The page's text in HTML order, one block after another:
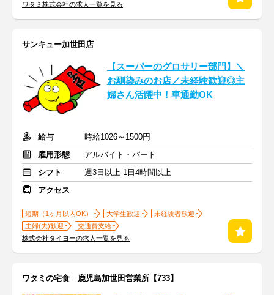
ワタミ株式会社の求人一覧を見る
サンキュー加世田店
【スーパーのグロサリー部門】＼
お馴染みのお店／未経験歓迎◎主
婦さん活躍中！車通勤OK
給与
時給1026～1500円
雇用形態
アルバイト・パート
シフト
週3日以上 1日4時間以上
アクセス
短期（1ヶ月以内OK） 大学生歓迎
未経験者歓迎
主婦(夫)歓迎
交通費支給
株式会社タイヨーの求人一覧を見る
ワタミの宅食 鹿児島加世田営業所【733】